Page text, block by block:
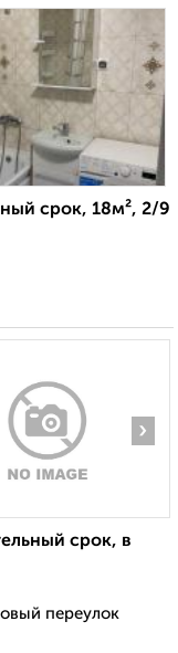
срок, 18м², 2/9
›
срок, в
переулок